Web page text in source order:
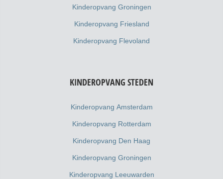
Kinderopvang Groningen
Kinderopvang Friesland
Kinderopvang Flevoland
KINDEROPVANG STEDEN
Kinderopvang Amsterdam
Kinderopvang Rotterdam
Kinderopvang Den Haag
Kinderopvang Groningen
Kinderopvang Leeuwarden